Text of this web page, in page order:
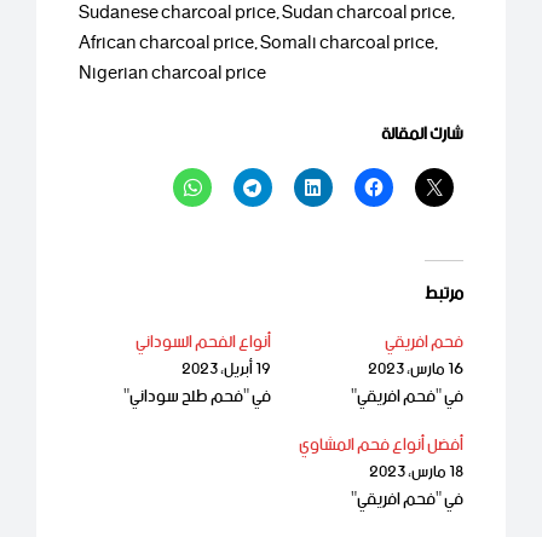
Sudanese charcoal price, Sudan charcoal price,
African charcoal price, Somali charcoal price,
Nigerian charcoal price
شارك المقالة
مرتبط
فحم افريقي
16 مارس، 2023
في "فحم افريقي"
أنواع الفحم السوداني
19 أبريل، 2023
في "فحم طلح سوداني"
أفضل أنواع فحم المشاوي
18 مارس، 2023
في "فحم افريقي"